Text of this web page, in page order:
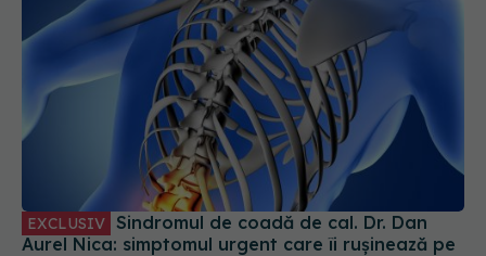
EXCLUSIV
Aurel Nica: simptomul urgent care îi rușinează pe
22 iul 2025, 23:05